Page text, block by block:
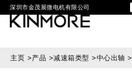
深圳市金茂展微电机有限公司
主页 >产品 >减速箱类型 >中心出轴 >